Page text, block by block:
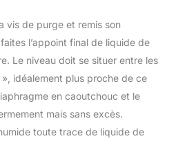
vis de purge et remis son
l’appoint final de liquide de
Le niveau doit se situer entre les
idéalement plus proche de ce
en caoutchouc et le
mais sans excès.
toute trace de liquide de